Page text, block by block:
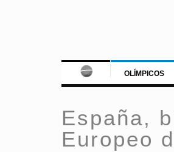
OLÍMPICOS
España,
Europeo